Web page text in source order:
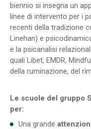
biennio si insegna un
linee di intervento per i
recenti della tradizione
Linehan) e
e la psicanalisi
quali Libet, EMDR,
della ruminazione, del
Le scuole del gruppo
per:
Una grande